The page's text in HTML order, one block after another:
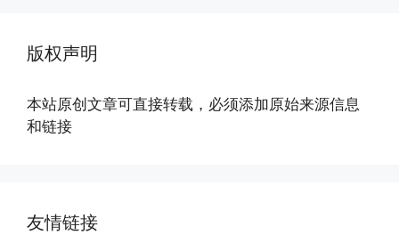
版权声明
本站原创文章可直接转载，必须添加原始来源信息
和链接
友情链接